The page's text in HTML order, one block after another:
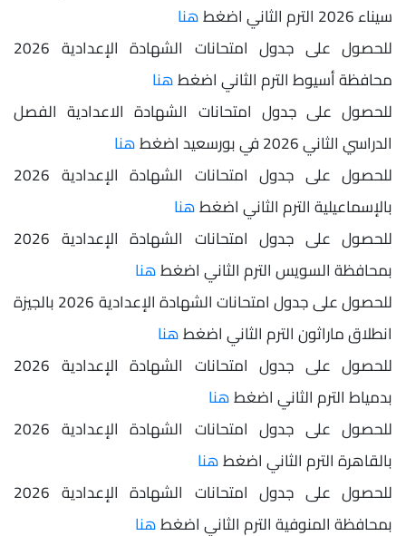
سيناء 2026 الترم الثاني اضغط
هنا
للحصول على جدول امتحانات الشهادة الإعدادية 2026
محافظة أسيوط الترم الثاني اضغطهنا
للحصول على جدول امتحانات الشهادة الاعدادية الفصل
الدراسي الثاني 2026 في بورسعيد اضغط
هنا
للحصول على جدول امتحانات الشهادة الإعدادية 2026
بالإسماعيلية الترم الثاني اضغطهنا
للحصول على جدول امتحانات الشهادة الإعدادية 2026
بمحافظة السويس الترم الثاني اضغطهنا
للحصول على جدول امتحانات الشهادة الإعدادية 2026 بالجيزة
انطلاق ماراثون الترم الثاني اضغطهنا
للحصول على جدول امتحانات الشهادة الإعدادية 2026
بدمياط الترم الثاني اضغطهنا
للحصول على جدول امتحانات الشهادة الإعدادية 2026
بالقاهرة الترم الثاني اضغطهنا
للحصول على جدول امتحانات الشهادة الإعدادية 2026
بمحافظة المنوفية الترم الثاني اضغطهنا